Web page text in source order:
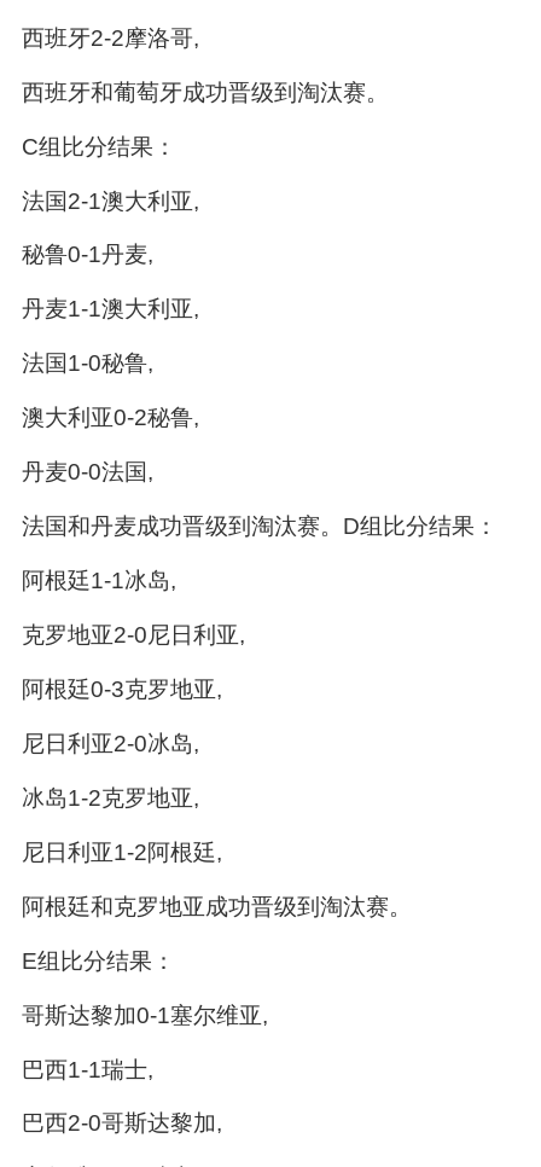
西班牙2-2摩洛哥,
西班牙和葡萄牙成功晋级到淘汰赛。
C组比分结果：
法国2-1澳大利亚,
秘鲁0-1丹麦,
丹麦1-1澳大利亚,
法国1-0秘鲁,
澳大利亚0-2秘鲁,
丹麦0-0法国,
法国和丹麦成功晋级到淘汰赛。D组比分结果：
阿根廷1-1冰岛,
克罗地亚2-0尼日利亚,
阿根廷0-3克罗地亚,
尼日利亚2-0冰岛,
冰岛1-2克罗地亚,
尼日利亚1-2阿根廷,
阿根廷和克罗地亚成功晋级到淘汰赛。
E组比分结果：
哥斯达黎加0-1塞尔维亚,
巴西1-1瑞士,
巴西2-0哥斯达黎加,